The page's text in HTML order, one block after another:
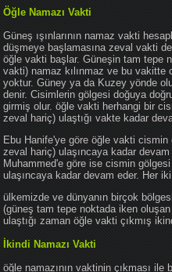
Öğle Namazı Vakti
Güneş ışınlarının namaz vakti
düşmeye başlamasına zeval vakti
öğle vakti başlar. Güneşin tam tepe
vakti) namaz kılınmaz ve bu vakitte
yoktur. Güney ya da Kuzey yönde
denir. Cisimlerin gölgesi doğuya
girmiş olur. öğle vakti herhangi bir
zeval hariç) ulaştığı vakte kadar
Ebu Hanife'ye göre öğle vakti
zeval hariç) ulaşıncaya kadar
Muhammed'e göre ise cismin
ulaşıncaya kadar devam eder. Her
ülkemizde ve dünyanın birçok
(güneş tam tepe noktada iken
ulaştığı zaman öğle vakti çıkmış
İkindi Namazı Vakti
öğle namazının vaktinin çıkması